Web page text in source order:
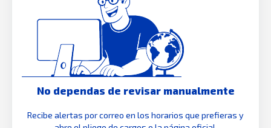
No dependas de revisar manualmente
Recibe alertas por correo en los horarios que prefieras y